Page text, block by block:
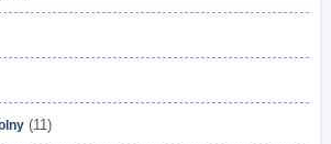
(11)